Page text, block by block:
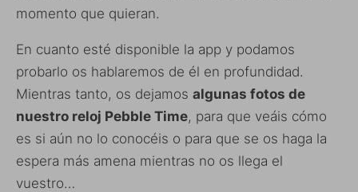
momento que quieran.
En cuanto esté disponible la app y podamos
probarlo os hablaremos de él en profundidad.
Mientras tanto, os dejamos algunas fotos de
nuestro reloj Pebble Time, para que veáis cómo
es si aún no lo conocéis o para que se os haga la
espera más amena mientras no os llega el
vuestro…